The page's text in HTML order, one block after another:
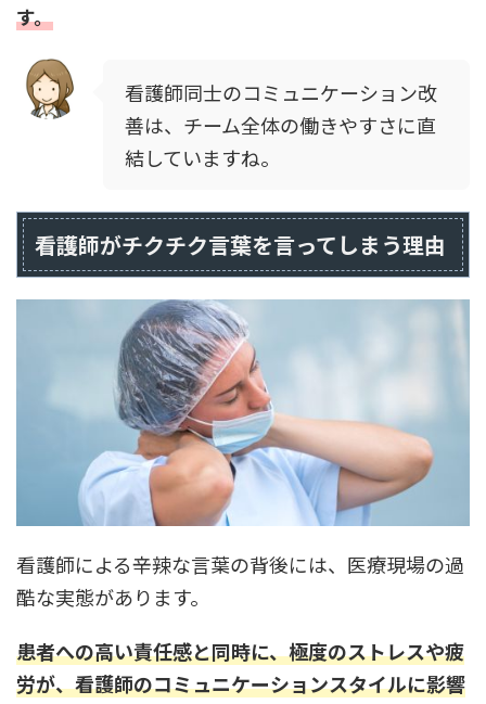
す。
看護師同士のコミュニケーション改
善は、チーム全体の働きやすさに直
結していますね。
看護師がチクチク言葉を言ってしまう理由
看護師による辛辣な言葉の背後には、医療現場の過
酷な実態があります。
患者への高い責任感と同時に、極度のストレスや疲
労が、看護師のコミュニケーションスタイルに影響